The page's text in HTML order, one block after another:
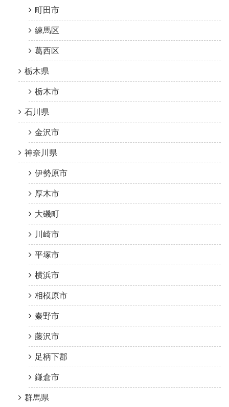
町田市
練馬区
葛西区
栃木県
栃木市
石川県
金沢市
神奈川県
伊勢原市
厚木市
大磯町
川崎市
平塚市
横浜市
相模原市
秦野市
藤沢市
足柄下郡
鎌倉市
群馬県